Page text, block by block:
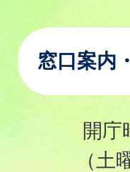
窓口案内
開庁
（土